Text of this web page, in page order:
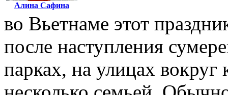
Алина Сафина
во Вьетнаме этот
после наступления
парках, на улицах вокруг